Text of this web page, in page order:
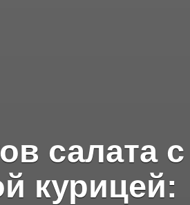
салата с
курицей: